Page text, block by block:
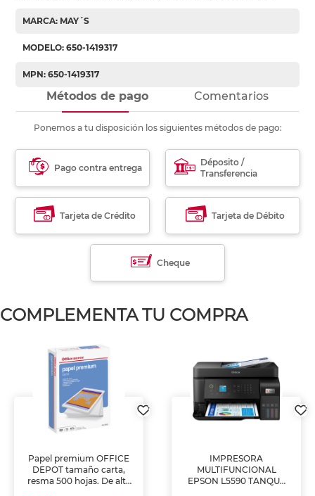
MARCA: MAY´S
MODELO: 650-1419317
MPN: 650-1419317
Métodos de pago Comentarios
Ponemos a tu disposición los siguientes métodos de pago:
Pago contra entrega
Déposito /
Transferencia
Tarjeta de Crédito Tarjeta de Débito
Cheque
COMPLEMENTA TU COMPRA
Papel premium OFFICE
DEPOT tamaño carta,
resma 500 hojas. De alta
IMPRESORA
MULTIFUNCIONAL
EPSON L5590 TANQUE